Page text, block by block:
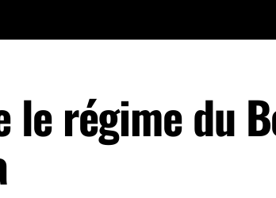
le régime du